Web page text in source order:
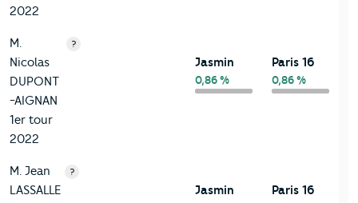
2022
M.
Nicolas
DUPONT
-AIGNAN
1er tour
2022
?
Jasmin
0,86 %
Paris 16
0,86 %
M. Jean
LASSALLE
?
Jasmin Paris 16